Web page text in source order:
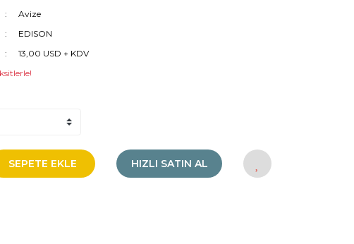
Avize
EDISON
13,00 USD + KDV
SEPETE EKLE HIZLI SATIN AL